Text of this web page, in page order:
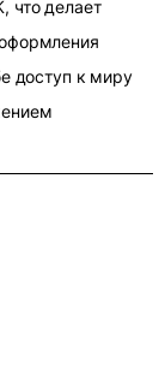
что делает
доступ к миру